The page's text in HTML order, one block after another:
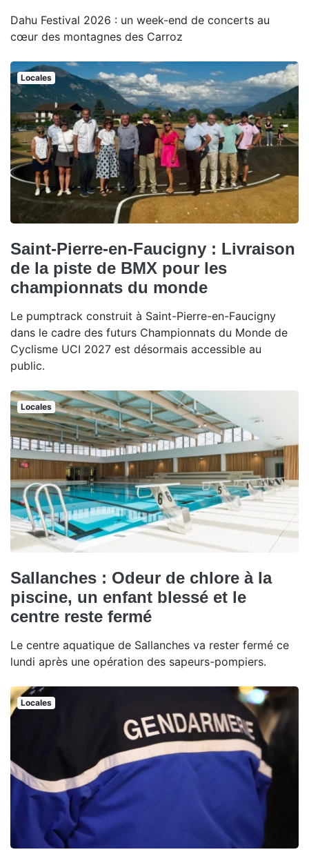
Dahu Festival 2026 : un week-end de concerts au
cœur des montagnes des Carroz
Locales
Saint-Pierre-en-Faucigny : Livraison
de la piste de BMX pour les
championnats du monde
Le pumptrack construit à Saint-Pierre-en-Faucigny
dans le cadre des futurs Championnats du Monde de
Cyclisme UCI 2027 est désormais accessible au
public.
Locales
Sallanches : Odeur de chlore à la
piscine, un enfant blessé et le
centre reste fermé
Le centre aquatique de Sallanches va rester fermé ce
lundi après une opération des sapeurs-pompiers.
Locales